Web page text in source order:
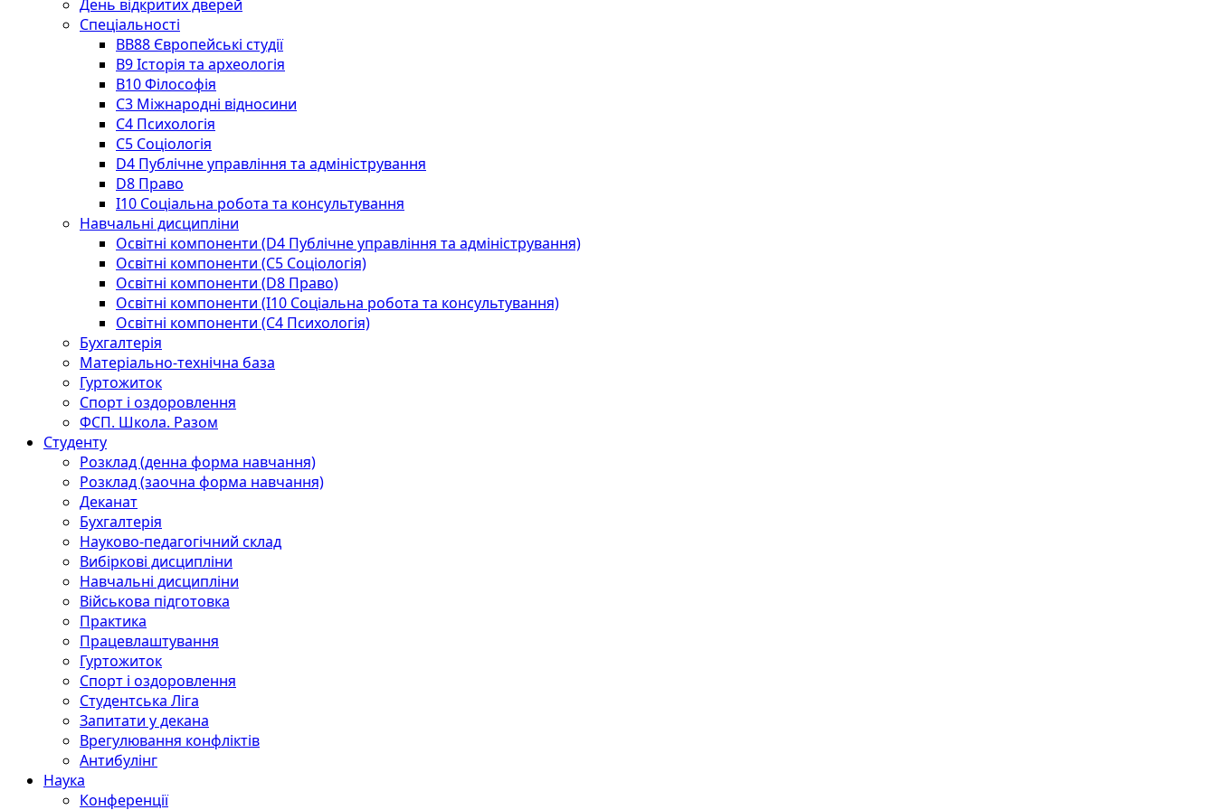
День відкритих дверей
Спеціальності
BВ88 Європейські студії
B9 Історія та археологія
B10 Філософія
C3 Міжнародні відносини
C4 Психологія
С5 Соціологія
D4 Публічне управління та адміністрування
D8 Право
I10 Соціальна робота та консультування
Навчальні дисципліни
Освітні компоненти (D4 Публічне управління та адміністрування)
Освітні компоненти (С5 Соціологія)
Освітні компоненти (D8 Право)
Освітні компоненти (I10 Соціальна робота та консультування)
Освітні компоненти (С4 Психологія)
Бухгалтерія
Матеріально-технічна база
Гуртожиток
Спорт і оздоровлення
ФСП. Школа. Разом
Студенту
Розклад (денна форма навчання)
Розклад (заочна форма навчання)
Деканат
Бухгалтерія
Науково-педагогічний склад
Вибіркові дисципліни
Навчальні дисципліни
Військова підготовка
Практика
Працевлаштування
Гуртожиток
Спорт і оздоровлення
Студентська Ліга
Запитати у декана
Врегулювання конфліктів
Антибулінг
Наука
Конференції